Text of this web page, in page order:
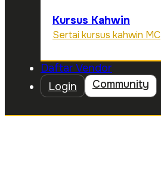
Kursus Kahwin
Sertai kursus kahwin MC
Daftar Vendor
Login
Community